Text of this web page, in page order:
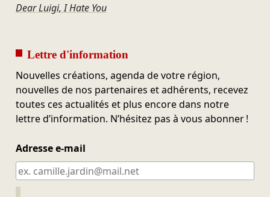
Dear Luigi, I Hate You
Lettre d'information
Nouvelles créations, agenda de votre région,
nouvelles de nos partenaires et adhérents, recevez
toutes ces actualités et plus encore dans notre
lettre d’information. N’hésitez pas à vous abonner !
Adresse e-mail